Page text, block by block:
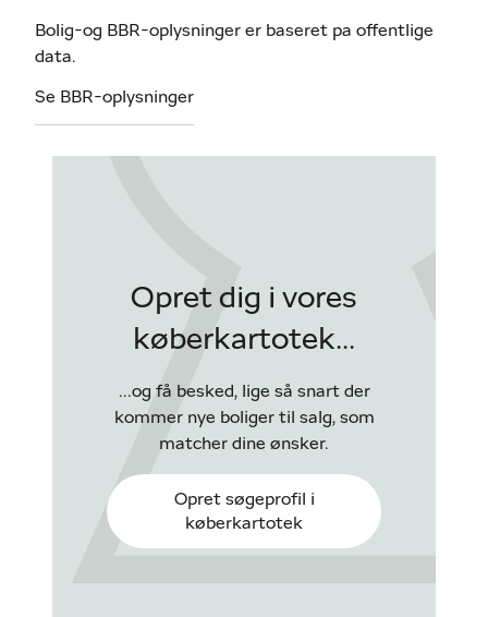
Bolig-og BBR-oplysninger er baseret pa offentlige
data.
Se BBR-oplysninger
Opret dig i vores
køberkartotek...
...og få besked, lige så snart der
kommer nye boliger til salg, som
matcher dine ønsker.
Opret søgeprofil i
køberkartotek